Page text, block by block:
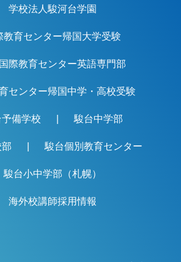
学校法人駿河台学園
教育センター帰国大学受験
際教育センター英語専門部
センター帰国中学・高校受験
備学校 駿台中学部
駿台個別教育センター
駿台小中学部（札幌）
海外校講師採用情報